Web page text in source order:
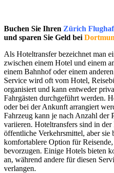
Buchen Sie Ihren Zürich
und sparen Sie Geld bei
Als Hoteltransfer bezeichnet man
zwischen einem Hotel und einem
einem Bahnhof oder einem
Service wird oft vom Hotel,
organisiert und kann entweder
Fahrgästen durchgeführt werden.
oder bei der Ankunft arrangiert
Fahrzeug kann je nach Anzahl der
variieren. Hoteltransfers sind in der
öffentliche Verkehrsmittel, aber sie
komfortablere Option für
bevorzugen. Einige Hotels bieten
an, während andere für diesen
verlangen.